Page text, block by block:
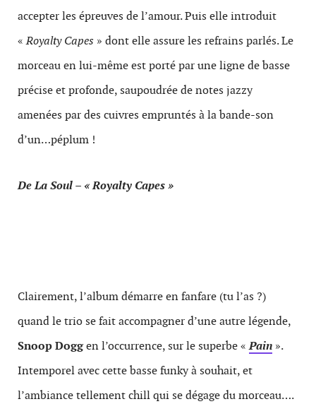
accepter les épreuves de l’amour. Puis elle introduit
«Royalty Capes » dont elle assure les refrains parlés. Le
morceau en lui-même est porté par une ligne de basse
précise et profonde, saupoudrée de notes jazzy
amenées par des cuivres empruntés à la bande-son
d’un…péplum !
De La Soul – « Royalty Capes »
Clairement, l’album démarre en fanfare (tu l’as ?)
quand le trio se fait accompagner d’une autre légende,
Snoop Doggen l’occurrence, sur le superbe «Pain ».
Intemporel avec cette basse funky à souhait, et
l’ambiance tellement chill qui se dégage du morceau….